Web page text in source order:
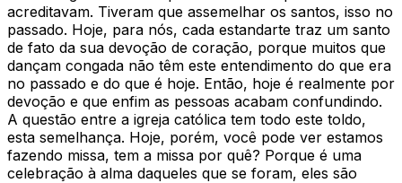
acreditavam. Tiveram que assemelhar os santos, isso no
passado. Hoje, para nós, cada estandarte traz um santo
de fato da sua devoção de coração, porque muitos que
dançam congada não têm este entendimento do que era
no passado e do que é hoje. Então, hoje é realmente por
devoção e que enfim as pessoas acabam confundindo.
A questão entre a igreja católica tem todo este toldo,
esta semelhança. Hoje, porém, você pode ver estamos
fazendo missa, tem a missa por quê? Porque é uma
celebração à alma daqueles que se foram, eles são